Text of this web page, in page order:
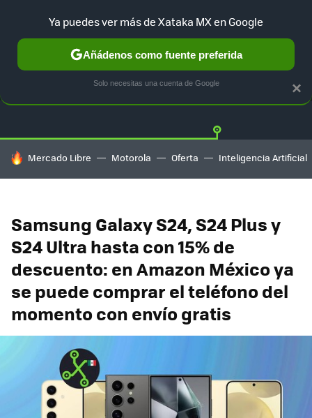
GUÍA DE COMPRAS MERCADO LIBRE
HOY SE HABLA DE
Mercado Libre Motorola Oferta Inteligencia Artificial
Samsung Galaxy S24, S24 Plus y
S24 Ultra hasta con 15% de
descuento: en Amazon México ya
se puede comprar el teléfono del
momento con envío gratis
×
Ya puedes ver más de Xataka MX en Google
Añádenos como fuente preferida
Solo necesitas una cuenta de Google